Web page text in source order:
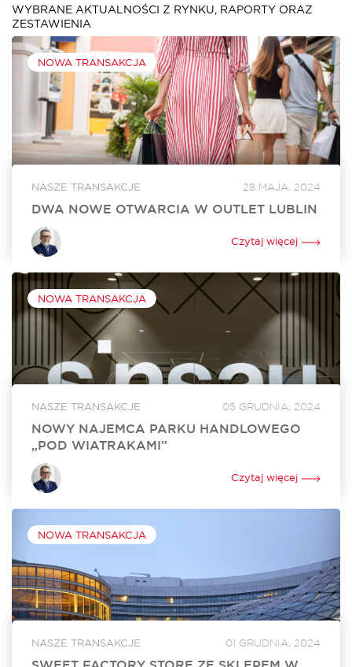
WYBRANE AKTUALNOŚCI Z RYNKU, RAPORTY ORAZ
ZESTAWIENIA
NOWA TRANSAKCJA
NASZE TRANSAKCJE 28 MAJA, 2024
DWA NOWE OTWARCIA W OUTLET LUBLIN
W czerwcu w Outlet Lublin otworzą się dwa nowe lokale. Na
powiększenie swojego dotychczasowego sklepu o ponad
250 mkw. zdecydował się Ochnik. Nowy lokal o powierzchni
Czytaj więcej
NOWA TRANSAKCJA
NASZE TRANSAKCJE 05 GRUDNIA, 2024
NOWY NAJEMCA PARKU HANDLOWEGO
„POD WIATRAKAMI”
Sinsay, marka z portfolio Grupy LPP, wynajęła 860 mkw.
powierzchni w Parku Handlowym „Pod Wiatrakami” koło
Słupska. Otwarcie sklepu jest zaplanowane na kwiecień 2024
Czytaj więcej
NOWA TRANSAKCJA
NASZE TRANSAKCJE 01 GRUDNIA, 2024